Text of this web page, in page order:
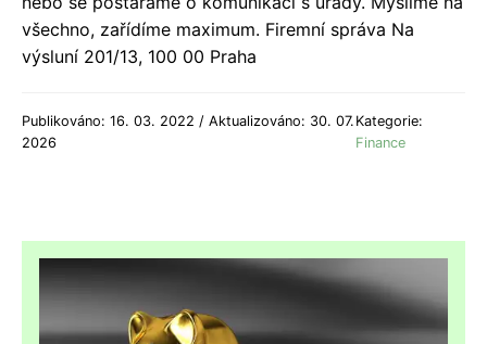
všechno, zařídíme maximum. Firemní správa Na
výsluní 201/13, 100 00 Praha
Publikováno: 16. 03. 2022 / Aktualizováno: 30. 07.
2026
Kategorie:
Finance